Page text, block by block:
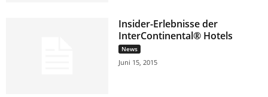
Insider-Erlebnisse der
InterContinental® Hotels
News
Juni 15, 2015